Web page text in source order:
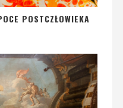
POSTCZŁOWIEKA